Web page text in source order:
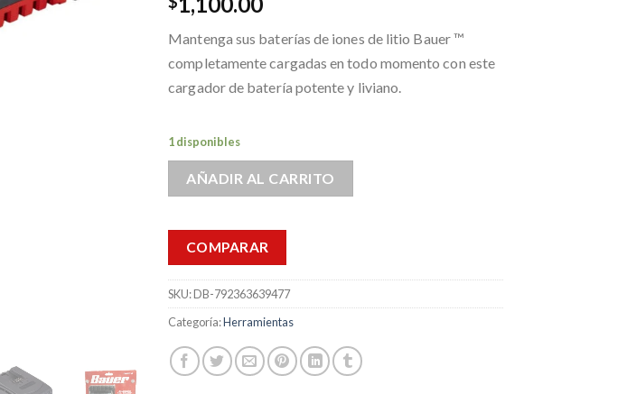
Mantenga sus baterías de iones de litio Bauer ™
completamente cargadas en todo momento con este
cargador de batería potente y liviano.
1 disponibles
AÑADIR AL CARRITO
COMPARAR
SKU:DB-792363639477
Categoría:Herramientas